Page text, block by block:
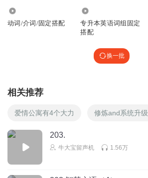
动词/介词/固定搭配
专升本英语词组固定
搭配
换一批
相关推荐
爱情公寓有4个大力 修炼and系统升级
203.
牛大宝留声机 1.56万